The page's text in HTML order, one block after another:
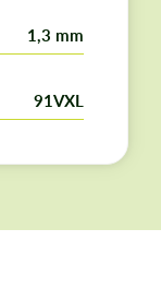
1,3 mm
91VXL